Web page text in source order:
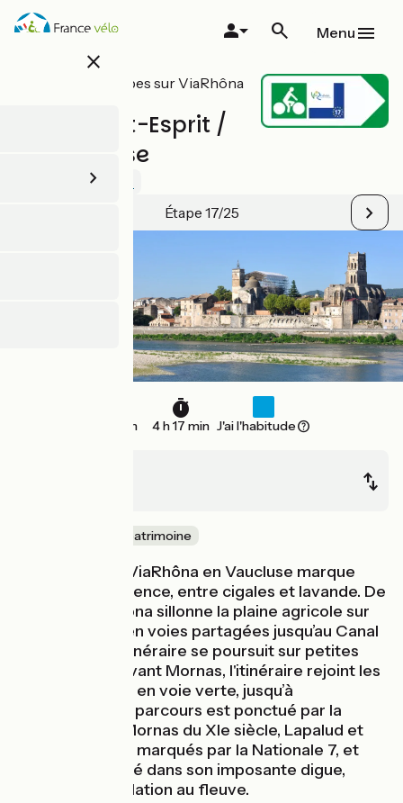
Aller
au
close
Menu
Toutes les étapes sur ViaRhôna
Pont-Saint-Esprit /
Caderousse
Voir 2 avis
Étape 17/25
29 km 4 h 17 min J'ai l'habitude
Nature & petit patrimoine
Le passage de ViaRhôna en Vaucluse marque
l’entrée en Provence, entre cigales et lavande. De
Lapalud, ViaRhôna sillonne la plaine agricole sur
petites routes en voies partagées jusqu’au Canal
de Donzère. L’itinéraire se poursuit sur petites
routes et peu avant Mornas, l'itinéraire rejoint les
bords du Rhône en voie verte, jusqu’à
Caderousse. Le parcours est ponctué par la
forteresse de Mornas du XIe siècle, Lapalud et
Piolenc, villages marqués par la Nationale 7, et
Caderousse lové dans son imposante digue,
témoin de sa relation au fleuve.